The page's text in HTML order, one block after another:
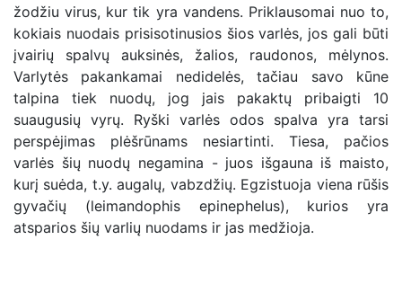
žodžiu virus, kur tik yra vandens. Priklausomai nuo to,
kokiais nuodais prisisotinusios šios varlės, jos gali būti
įvairių spalvų auksinės, žalios, raudonos, mėlynos.
Varlytės pakankamai nedidelės, tačiau savo kūne
talpina tiek nuodų, jog jais pakaktų pribaigti 10
suaugusių vyrų. Ryški varlės odos spalva yra tarsi
perspėjimas plėšrūnams nesiartinti. Tiesa, pačios
varlės šių nuodų negamina - juos išgauna iš maisto,
kurį suėda, t.y. augalų, vabzdžių. Egzistuoja viena rūšis
gyvačių (leimandophis epinephelus), kurios yra
atsparios šių varlių nuodams ir jas medžioja.